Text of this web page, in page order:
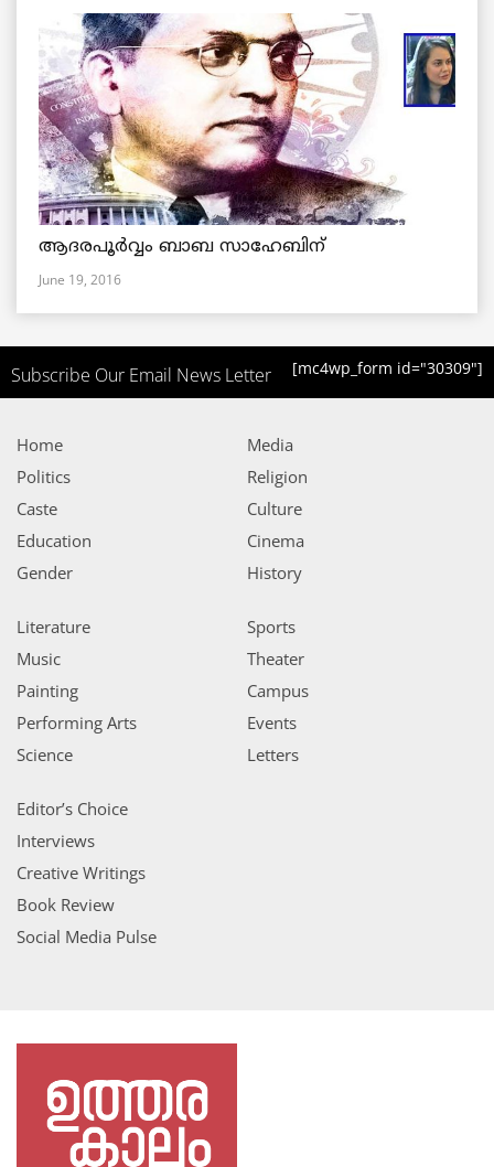
ആദരപൂര്‍വ്വം ബാബ സാഹേബിന്
June 19, 2016
Subscribe Our Email News Letter [mc4wp_form id="30309"]
Home
Politics
Caste
Education
Gender
Media
Religion
Culture
Cinema
History
Literature
Music
Painting
Performing Arts
Science
Sports
Theater
Campus
Events
Letters
Editor’s Choice
Interviews
Creative Writings
Book Review
Social Media Pulse